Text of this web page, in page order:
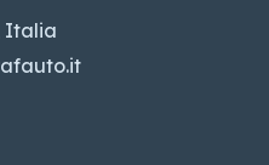
Italia